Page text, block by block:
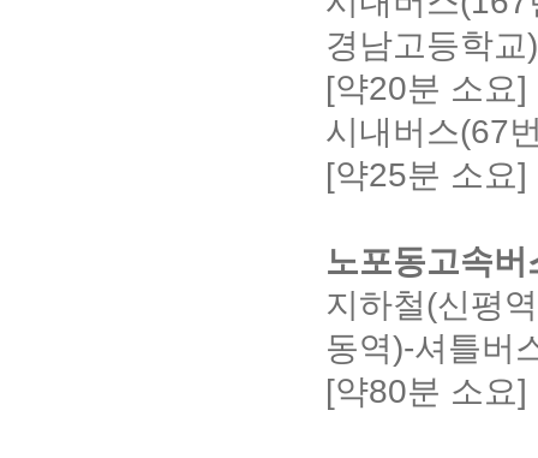
경남고등학교)
[약20분 소요]
시내버스(67
[약25분 소요]
노포동고속
지하철(신평
동역)-셔틀버
[약80분 소요]